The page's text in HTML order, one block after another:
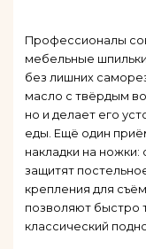
Профессионалы
мебельные
без лишних
масло с твёрдым
но и делает его
еды. Ещё один
накладки на
защитят
крепления для
позволяют быстро
классический